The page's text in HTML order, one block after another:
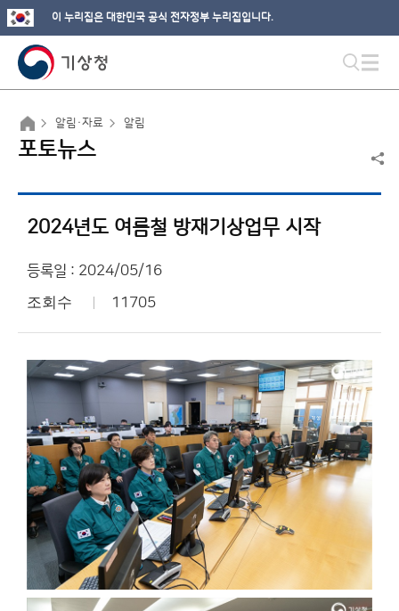
이 누리집은 대한민국 공식 전자정부 누리집입니다.
알림·자료 알림
포토뉴스
2024년도 여름철 방재기상업무 시작
등록일 : 2024/05/16
조회수 11705